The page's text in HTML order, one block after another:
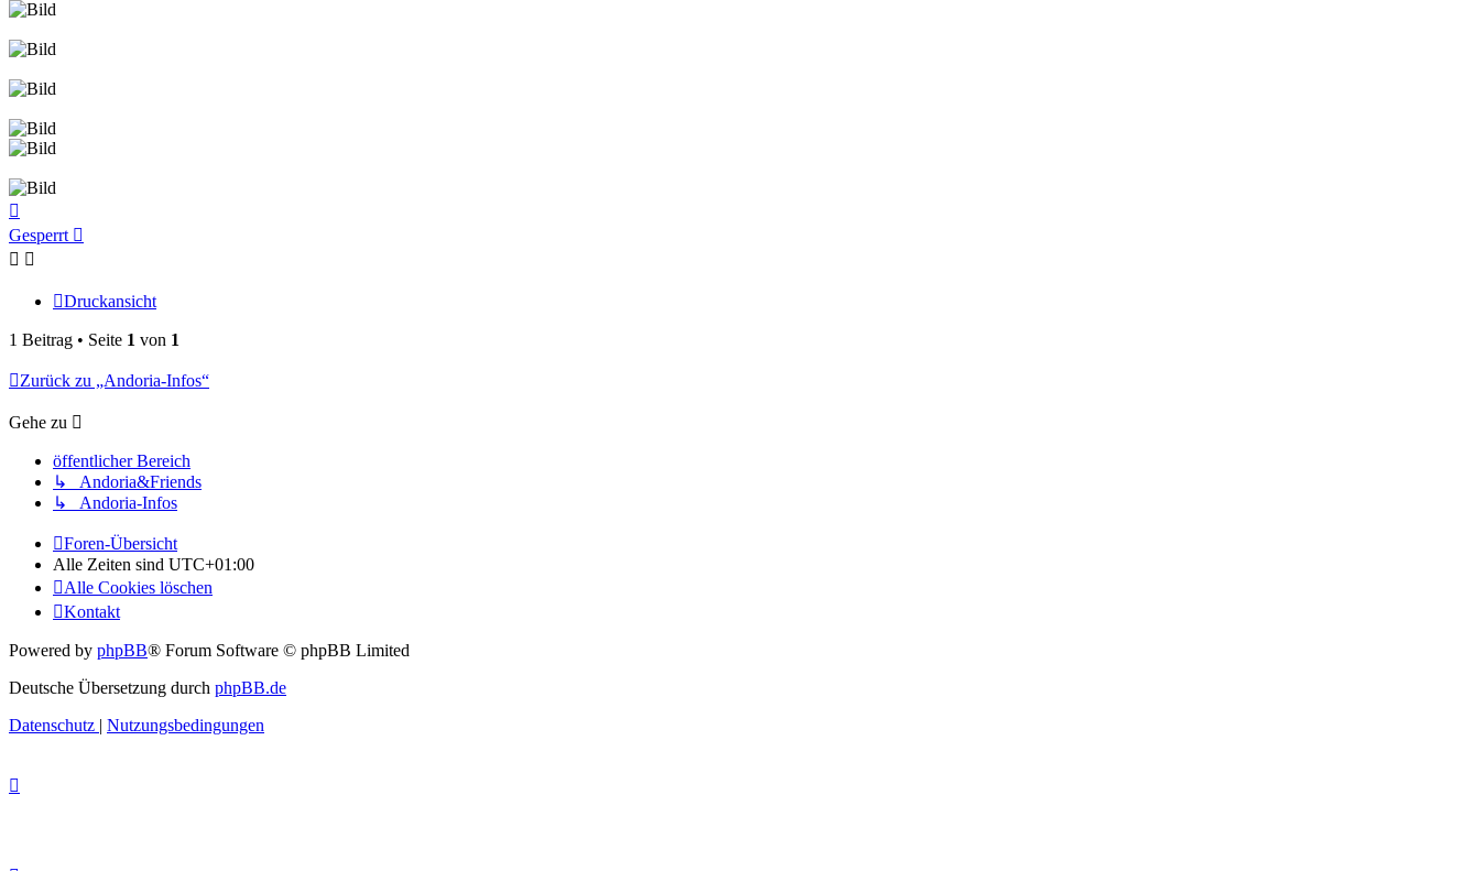
oben
Gesperrt
Druckansicht
1 Beitrag • Seite 1 von 1
Zurück zu „Andoria-Infos“
Gehe zu
öffentlicher Bereich
↳ Andoria&Friends
↳ Andoria-Infos
Foren-Übersicht
Alle Zeiten sind UTC+01:00
Alle Cookies löschen
Kontakt
Powered by phpBB® Forum Software © phpBB Limited
Deutsche Übersetzung durch phpBB.de
Datenschutz | Nutzungsbedingungen